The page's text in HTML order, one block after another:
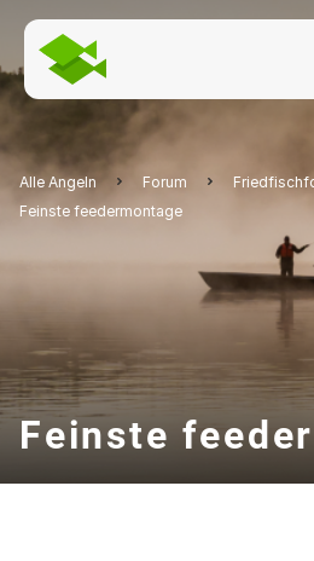
Alle Angeln Forum
Feinste feedermontage
Feinste